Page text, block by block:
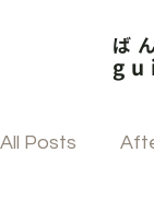
ば
All Posts